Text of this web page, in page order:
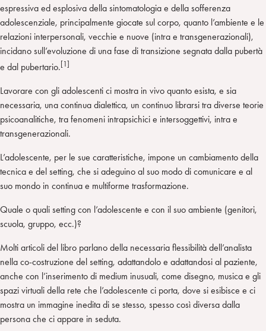
espressiva ed esplosiva della sintomatologia e della sofferenza
adolescenziale, principalmente giocate sul corpo, quanto l’ambiente e le
relazioni interpersonali, vecchie e nuove (intra e transgenerazionali),
incidano sull’evoluzione di una fase di transizione segnata dalla pubertà
e dal pubertario. [1]
Lavorare con gli adolescenti ci mostra in vivo quanto esista, e sia
necessaria, una continua dialettica, un continuo librarsi tra diverse teorie
psicoanalitiche, tra fenomeni intrapsichici e intersoggettivi, intra e
transgenerazionali.
L’adolescente, per le sue caratteristiche, impone un cambiamento della
tecnica e del setting, che si adeguino al suo modo di comunicare e al
suo mondo in continua e multiforme trasformazione.
Quale o quali setting con l’adolescente e con il suo ambiente (genitori,
scuola, gruppo, ecc.)?
Molti articoli del libro parlano della necessaria flessibilità dell’analista
nella co-costruzione del setting, adattandolo e adattandosi al paziente,
anche con l’inserimento di medium inusuali, come disegno, musica e gli
spazi virtuali della rete che l’adolescente ci porta, dove si esibisce e ci
mostra un immagine inedita di se stesso, spesso così diversa dalla
persona che ci appare in seduta.